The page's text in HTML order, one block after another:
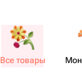
Все товары